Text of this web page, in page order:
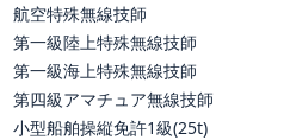
航空特殊無線技師
第一級陸上特殊無線技師
第一級海上特殊無線技師
第四級アマチュア無線技師
小型船舶操縦免許1級(25t)